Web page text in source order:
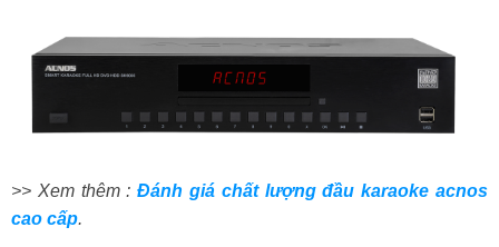
>> Xem thêm :Đánh giá chất lượng đầu karaoke acnos
cao cấp.